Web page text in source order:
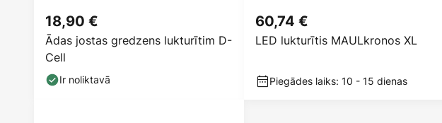
Ādas jostas gredzens lukturītim D-
Cell
18,90 €
Ir noliktavā
LED lukturītis MAULkronos XL
60,74 €
Piegādes laiks: 10 - 15 dienas